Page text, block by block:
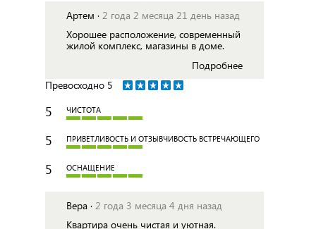
Артем · 2 года 2 месяца 21 день назад
Хорошее расположение, современный
жилой комплекс, магазины в доме.
Подробнее
Превосходно 5
5 ЧИСТОТА
5 ПРИВЕТЛИВОСТЬ И ОТЗЫВЧИВОСТЬ ВСТРЕЧАЮЩЕГО
5 ОСНАЩЕНИЕ
Вера · 2 года 3 месяца 4 дня назад
Квартира очень чистая и уютная.